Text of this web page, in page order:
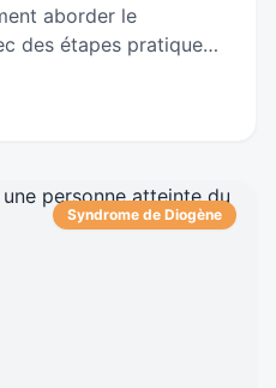
aborder le
des étapes pratiques,
cette tâche sensible.
Syndrome de Diogène